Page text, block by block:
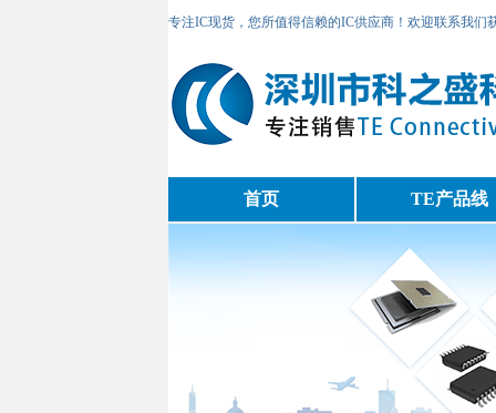
专注IC现货，您所值得信赖的IC供应商！欢迎联系我们
首页 TE产品线